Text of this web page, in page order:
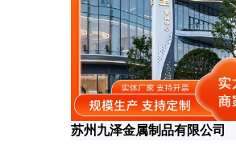
苏州九泽金属制品有限公司